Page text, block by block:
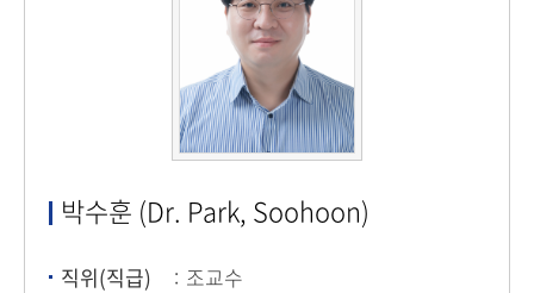
박수훈 (Dr. Park, Soohoon)
직위(직급)
조교수